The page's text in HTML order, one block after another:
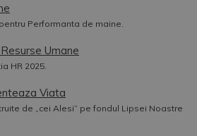
Performanta de maine.
Umane
HR 2025.
Viata
de „cei Alesi” pe fondul Lipsei Noastre